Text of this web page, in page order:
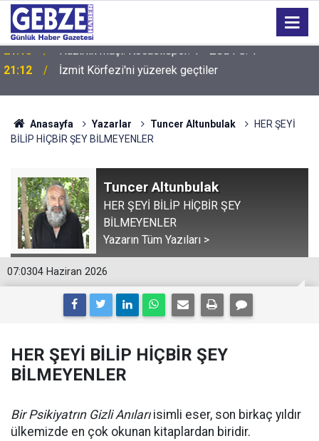
21:12 İzmit Körfezi'ni yüzerek geçtiler
Anasayfa Yazarlar Tuncer Altunbulak
HER ŞEYİ
BİLİP HİÇBİR ŞEY BİLMEYENLER
Tuncer Altunbulak
HER ŞEYİ BİLİP HİÇBİR ŞEY
BİLMEYENLER
Yazarın Tüm Yazıları >
07:0304 Haziran 2026
HER ŞEYİ BİLİP HİÇBİR ŞEY
BİLMEYENLER
Bir Psikiyatrın Gizli Anılarıisimli eser, son birkaç yıldır
ülkemizde en çok okunan kitaplardan biridir.